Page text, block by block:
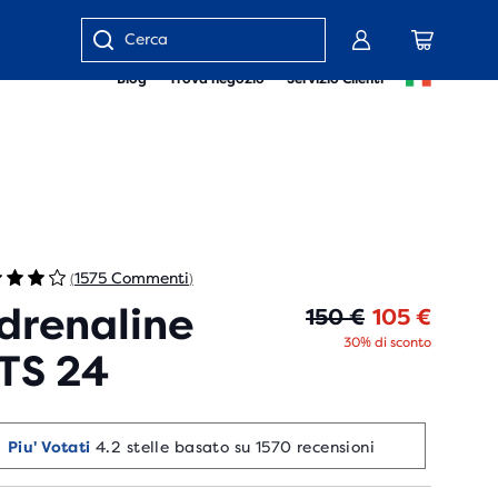
Blog Trova negozio Servizio Clienti
Inserisci
parola
(1575 Commenti)
24
150 € 105 €
30% di sconto
Piu' Votati 4.2 stelle basato su 1570 recensioni